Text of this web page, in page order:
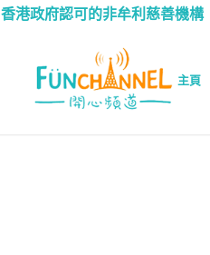
香港政府認可的非牟利慈善機
主頁